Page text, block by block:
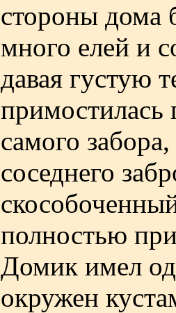
стороны дома
много елей и
давая густую
примостилась
самого
соседнего
полностью
Домик имел
окружен